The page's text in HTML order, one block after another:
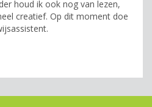
houd ik ook nog van lezen,
creatief. Op dit moment doe